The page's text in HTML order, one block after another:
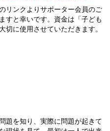
リンクよりサポーター会員のご
すと幸いです。資金は「子ども
に使用させていただきます。
題を知り、実際に問題が起きて